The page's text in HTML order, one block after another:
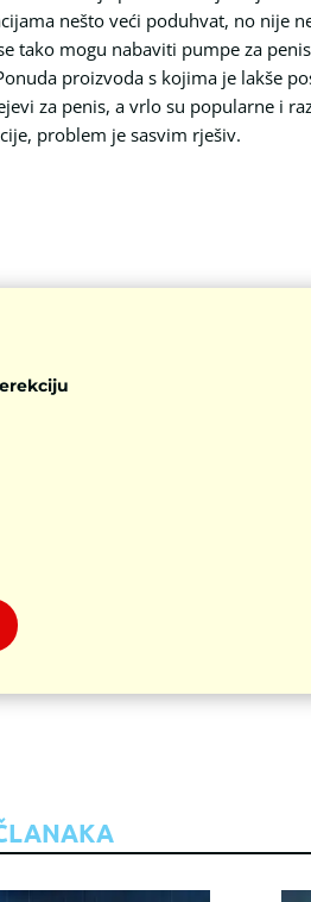
nešto veći poduhvat, no nije
tako mogu nabaviti pumpe za
proizvoda s kojima je lakše
za penis, a vrlo su popularne i
problem je sasvim rješiv.